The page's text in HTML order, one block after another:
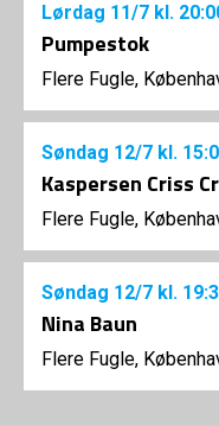
Lørdag 11/7 kl.
Pumpestok
Flere Fugle,
Søndag 12/7 kl.
Kaspersen Criss
Flere Fugle,
Søndag 12/7 kl.
Nina Baun
Flere Fugle,